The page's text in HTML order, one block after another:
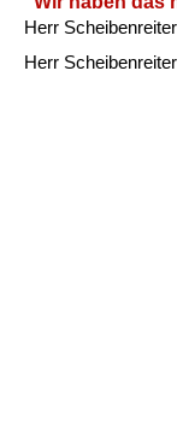
Herr Scheibenreiter
Herr